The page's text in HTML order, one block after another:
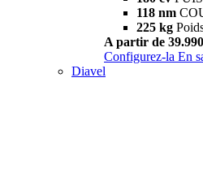
118 nm
225 kg
A partir de
Configurez-la En
Diavel